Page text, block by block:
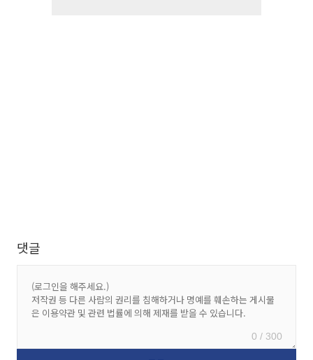
댓글
0 / 300